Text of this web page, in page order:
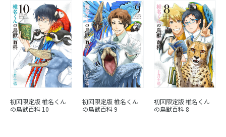
初回限定版 椎名くん
の鳥獣百科 10
初回限定版 椎名くん
の鳥獣百科 9
初回限定版 椎名くん
の鳥獣百科 8